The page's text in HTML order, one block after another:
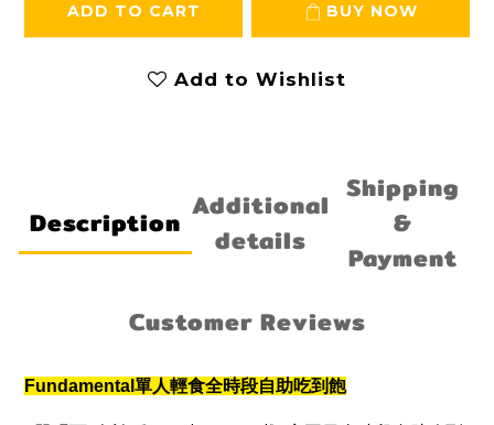
ADD TO CART BUY NOW
Add to Wishlist
Description Additional
details
Shipping
&
Payment
Customer Reviews
Fundamental單人輕食全時段自助吃到飽